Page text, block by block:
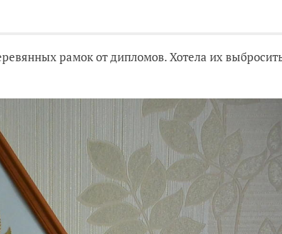
рамок от дипломов. Хотела их